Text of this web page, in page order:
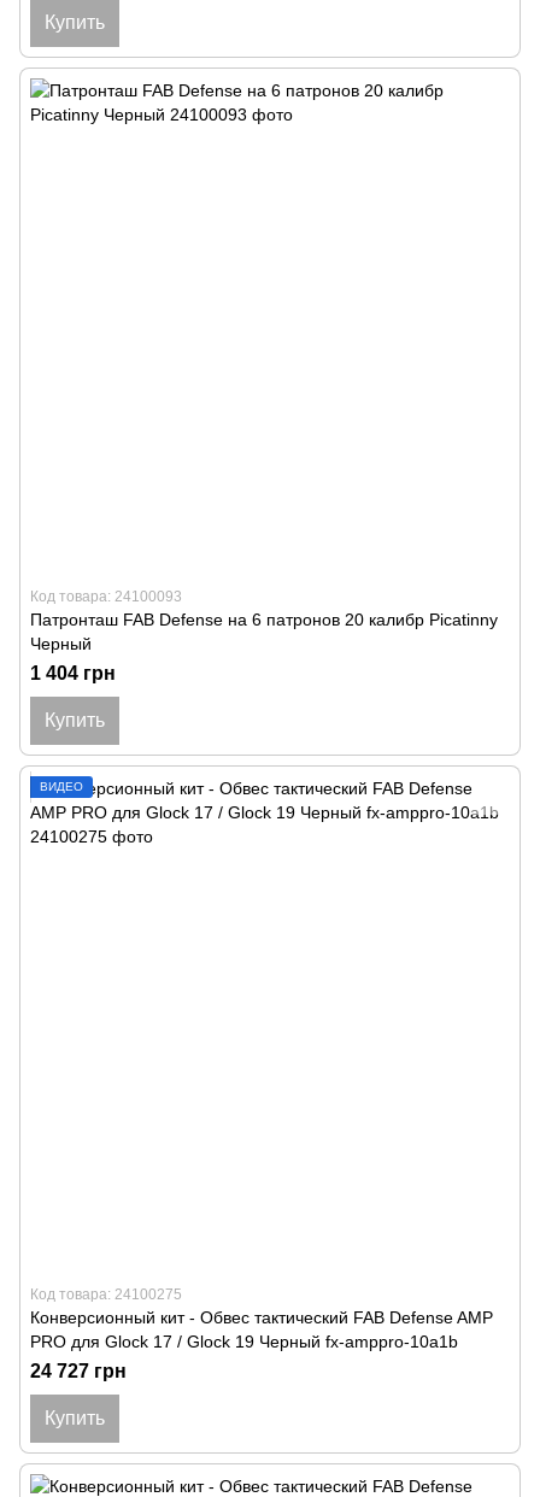
Купить
Код товара: 24100093
Патронташ FAB Defense на 6 патронов 20 калибр Picatinny
Черный
1 404 грн
Купить
ВИДЕО
Код товара: 24100275
Конверсионный кит - Обвес тактический FAB Defense AMP
PRO для Glock 17 / Glock 19 Черный fx-amppro-10a1b
24 727 грн
Купить